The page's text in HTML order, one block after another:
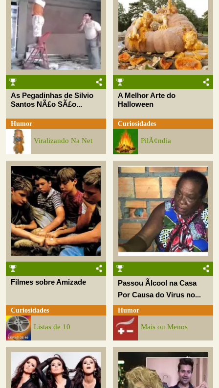
As Pegadinhas de Silvio
Santos NÃ£o SÃ£o...
Humor
Viralizando Na Net
A Melhor Arte do
Halloween
Curiosidades
PilÃ¢ndia
Filmes sobre Amizade
Curiosidades
Listas de 10
Passou Ãlcool na Casa
Por Causa do Virus no...
Humor
Mais ou Menos